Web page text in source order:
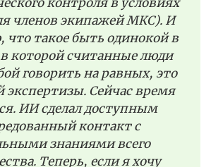
членов экипажей МКС). И
такое быть одинокой в
в которой считанные люди
говорить на равных, это
экспертизы. Сейчас время
ИИ сделал доступным
контакт с
знаниями всего
Теперь, если я хочу